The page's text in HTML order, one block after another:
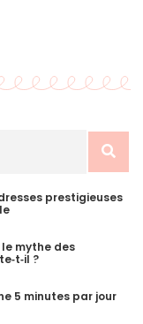
prestigieuses
mythe des
?
5 minutes par jour